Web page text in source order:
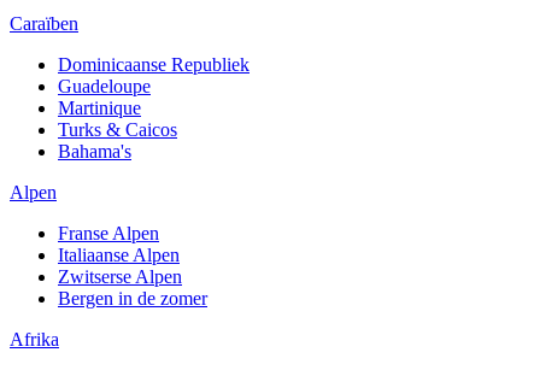
Caraïben
Dominicaanse Republiek
Guadeloupe
Martinique
Turks & Caicos
Bahama's
Alpen
Franse Alpen
Italiaanse Alpen
Zwitserse Alpen
Bergen in de zomer
Afrika